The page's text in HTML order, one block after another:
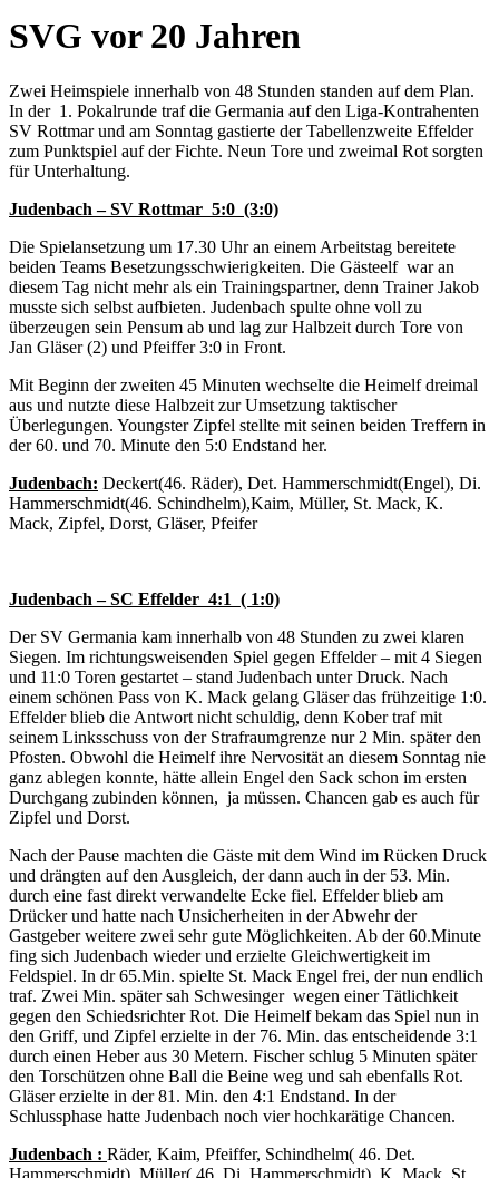
SVG vor 20 Jahren
Zwei Heimspiele innerhalb von 48 Stunden standen auf dem Plan.
In der 1. Pokalrunde traf die Germania auf den Liga-Kontrahenten
SV Rottmar und am Sonntag gastierte der Tabellenzweite Effelder
zum Punktspiel auf der Fichte. Neun Tore und zweimal Rot sorgten
für Unterhaltung.
Judenbach – SV Rottmar 5:0 (3:0)
Die Spielansetzung um 17.30 Uhr an einem Arbeitstag bereitete
beiden Teams Besetzungsschwierigkeiten. Die Gästeelf war an
diesem Tag nicht mehr als ein Trainingspartner, denn Trainer Jakob
musste sich selbst aufbieten. Judenbach spulte ohne voll zu
überzeugen sein Pensum ab und lag zur Halbzeit durch Tore von
Jan Gläser (2) und Pfeiffer 3:0 in Front.
Mit Beginn der zweiten 45 Minuten wechselte die Heimelf dreimal
aus und nutzte diese Halbzeit zur Umsetzung taktischer
Überlegungen. Youngster Zipfel stellte mit seinen beiden Treffern in
der 60. und 70. Minute den 5:0 Endstand her.
Judenbach: Deckert(46. Räder), Det. Hammerschmidt(Engel), Di.
Hammerschmidt(46. Schindhelm),Kaim, Müller, St. Mack, K.
Mack, Zipfel, Dorst, Gläser, Pfeifer
Judenbach – SC Effelder 4:1 ( 1:0)
Der SV Germania kam innerhalb von 48 Stunden zu zwei klaren
Siegen. Im richtungsweisenden Spiel gegen Effelder – mit 4 Siegen
und 11:0 Toren gestartet – stand Judenbach unter Druck. Nach
einem schönen Pass von K. Mack gelang Gläser das frühzeitige 1:0.
Effelder blieb die Antwort nicht schuldig, denn Kober traf mit
seinem Linksschuss von der Strafraumgrenze nur 2 Min. später den
Pfosten. Obwohl die Heimelf ihre Nervosität an diesem Sonntag nie
ganz ablegen konnte, hätte allein Engel den Sack schon im ersten
Durchgang zubinden können, ja müssen. Chancen gab es auch für
Zipfel und Dorst.
Nach der Pause machten die Gäste mit dem Wind im Rücken Druck
und drängten auf den Ausgleich, der dann auch in der 53. Min.
durch eine fast direkt verwandelte Ecke fiel. Effelder blieb am
Drücker und hatte nach Unsicherheiten in der Abwehr der
Gastgeber weitere zwei sehr gute Möglichkeiten. Ab der 60.Minute
fing sich Judenbach wieder und erzielte Gleichwertigkeit im
Feldspiel. In dr 65.Min. spielte St. Mack Engel frei, der nun endlich
traf. Zwei Min. später sah Schwesinger wegen einer Tätlichkeit
gegen den Schiedsrichter Rot. Die Heimelf bekam das Spiel nun in
den Griff, und Zipfel erzielte in der 76. Min. das entscheidende 3:1
durch einen Heber aus 30 Metern. Fischer schlug 5 Minuten später
den Torschützen ohne Ball die Beine weg und sah ebenfalls Rot.
Gläser erzielte in der 81. Min. den 4:1 Endstand. In der
Schlussphase hatte Judenbach noch vier hochkarätige Chancen.
Judenbach : Räder, Kaim, Pfeiffer, Schindhelm( 46. Det.
Hammerschmidt), Müller( 46. Di. Hammerschmidt), K. Mack, St.